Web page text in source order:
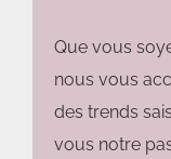
Que vous
nous vous
des trends
vous notre